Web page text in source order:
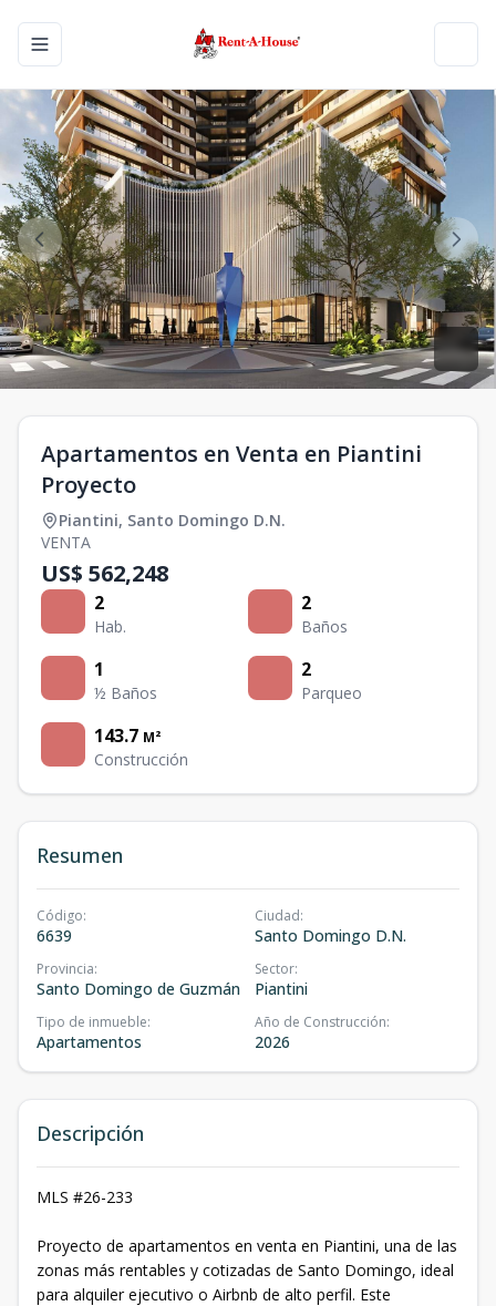
Toggle navigation menu
Apartamentos en Venta en Piantini
Proyecto
Piantini, Santo Domingo D.N.
VENTA
US$ 562,248
2
Hab.
2
Baños
1
½ Baños
2
Parqueo
143.7 M²
Construcción
Resumen
Código:
6639
Ciudad:
Santo Domingo D.N.
Provincia:
Santo Domingo de Guzmán
Sector:
Piantini
Tipo de inmueble:
Apartamentos
Año de Construcción:
2026
Descripción
MLS #26-233
Proyecto de apartamentos en venta en Piantini, una de las
zonas más rentables y cotizadas de Santo Domingo, ideal
para alquiler ejecutivo o Airbnb de alto perfil. Este